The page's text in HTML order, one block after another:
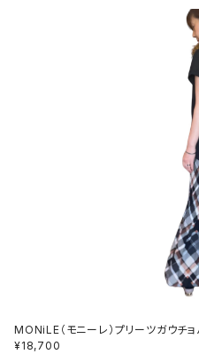
MONiLE（モニーレ）プリーツガウチ
¥18,700